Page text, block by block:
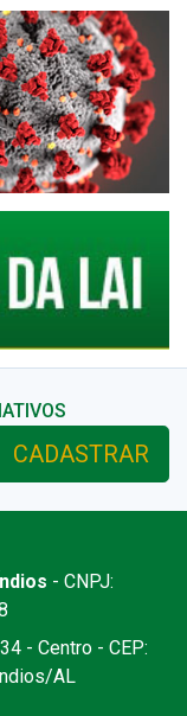
CADASTRAR
- CNPJ:
- Centro - CEP:
AL